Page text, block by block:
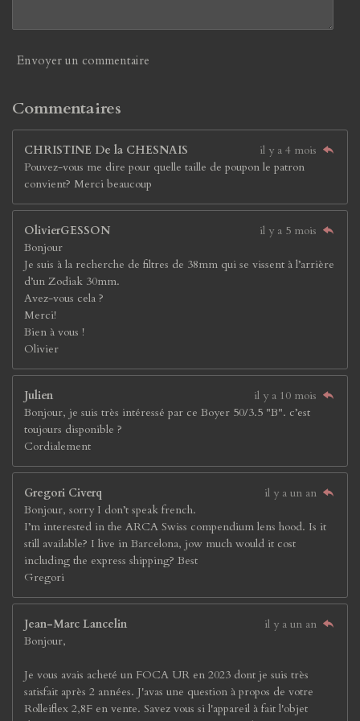
Envoyer un commentaire
Commentaires
CHRISTINE De la CHESNAIS
il y a 4 mois
Pouvez-vous me dire pour quelle taille de poupon le patron
convient? Merci beaucoup
OlivierGESSON
il y a 5 mois
Bonjour
Je suis à la recherche de filtres de 38mm qui se vissent à l’arrière
d’un Zodiak 30mm.
Avez-vous cela ?
Merci!
Bien à vous !
Olivier
Julien
il y a 10 mois
Bonjour, je suis très intéressé par ce Boyer 50/3.5 "B". c’est
toujours disponible ?
Cordialement
Gregori Civerq
il y a un an
Bonjour, sorry I don’t speak french.
I’m interested in the ARCA Swiss compendium lens hood. Is it
still available? I live in Barcelona, jow much would it cost
including the express shipping? Best
Gregori
Jean-Marc Lancelin
il y a un an
Bonjour,
Je vous avais acheté un FOCA UR en 2023 dont je suis très
satisfait après 2 années. J'avas une question à propos de votre
Rolleiflex 2,8F en vente. Savez vous si l'appareil à fait l'objet